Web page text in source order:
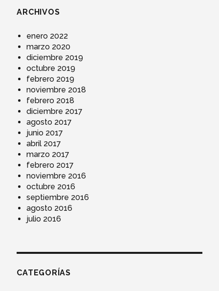
ARCHIVOS
enero 2022
marzo 2020
diciembre 2019
octubre 2019
febrero 2019
noviembre 2018
febrero 2018
diciembre 2017
agosto 2017
junio 2017
abril 2017
marzo 2017
febrero 2017
noviembre 2016
octubre 2016
septiembre 2016
agosto 2016
julio 2016
CATEGORÍAS